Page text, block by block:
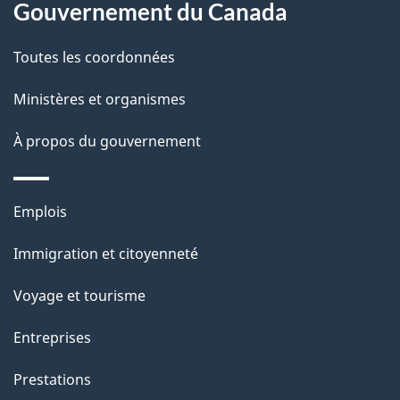
a
g
e
a
c
i
o
s
u
r
e
t
e
Gouvernement du Canada
Toutes les coordonnées
Ministères et organismes
À propos du gouvernement
Thèmes
sujets
Emplois
Immigration et citoyenneté
Voyage et tourisme
Entreprises
Prestations